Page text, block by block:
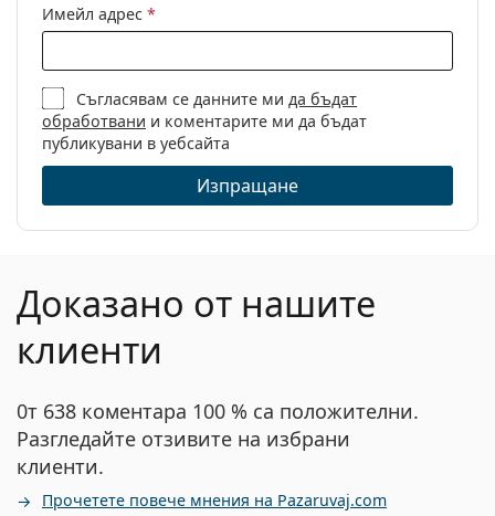
Имейл адрес *
Съгласявам се данните ми да бъдат
обработвани и коментарите ми да бъдат
публикувани в уебсайта
Изпращане
Доказано от нашите
клиенти
0т 638 коментара 100 % са положителни.
Разгледайте отзивите на избрани
клиенти.
Прочетете повече мнения на Pazaruvaj.com